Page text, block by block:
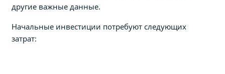
другие важные данные.
Начальные инвестиции потребуют следующих
затрат: